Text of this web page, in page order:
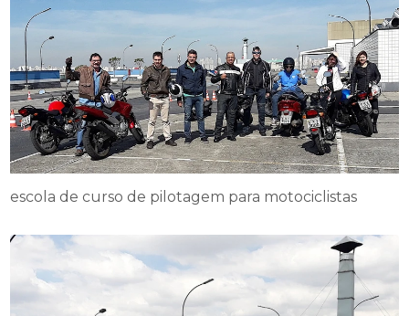
escola de curso de pilotagem para motociclistas